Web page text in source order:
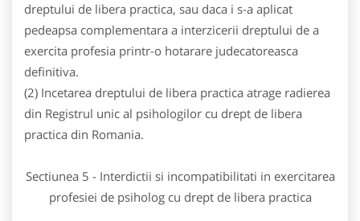
dreptului de libera practica, sau daca i s-a aplicat
pedeapsa complementara a interzicerii dreptului de a
exercita profesia printr-o hotarare judecatoreasca
definitiva.
(2) Incetarea dreptului de libera practica atrage radierea
din Registrul unic al psihologilor cu drept de libera
practica din Romania.
Sectiunea 5 - Interdictii si incompatibilitati in exercitarea
profesiei de psiholog cu drept de libera practica